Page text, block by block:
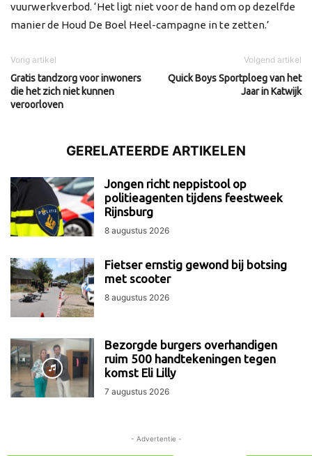
vuurwerkverbod. ‘Het ligt niet voor de hand om op dezelfde
manier de Houd De Boel Heel-campagne in te zetten.’
Vorig artikel
Gratis tandzorg voor inwoners
die het zich niet kunnen
veroorloven
Volgend artikel
Quick Boys Sportploeg van het
Jaar in Katwijk
GERELATEERDE ARTIKELEN
Jongen richt neppistool op
politieagenten tijdens feestweek
Rijnsburg
8 augustus 2026
Fietser ernstig gewond bij botsing
met scooter
8 augustus 2026
Bezorgde burgers overhandigen
ruim 500 handtekeningen tegen
komst Eli Lilly
7 augustus 2026
- Advertentie -